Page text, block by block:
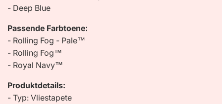
- Deep Blue
Passende Farbtoene:
- Rolling Fog - Pale™
- Rolling Fog™
- Royal Navy™
Produktdetails:
- Typ: Vliestapete